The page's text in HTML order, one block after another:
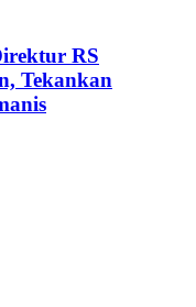
RS
Tekankan